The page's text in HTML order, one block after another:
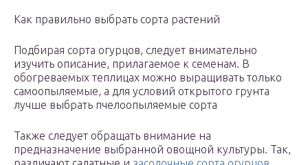
Как правильно выбрать сорта растений
Подбирая сорта огурцов, следует внимательно
изучить описание, прилагаемое к семенам. В
обогреваемых теплицах можно выращивать только
самоопыляемые, а для условий открытого грунта
лучше выбрать пчелоопыляемые сорта
Также следует обращать внимание на
предназначение выбранной овощной культуры. Так,